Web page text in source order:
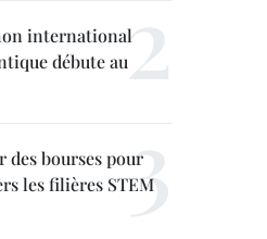
international
débute au
des bourses pour
les filières STEM